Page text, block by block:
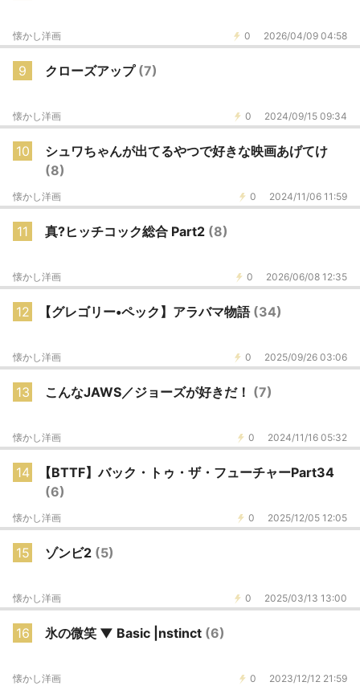
0 2026/04/09 04:58
懐かし洋画
9 クローズアップ (7)
0 2024/09/15 09:34
懐かし洋画
10
シュワちゃんが出てるやつで好きな映画あげてけ
(8)
0 2024/11/06 11:59
懐かし洋画
11 真?ヒッチコック総合 Part2 (8)
0 2026/06/08 12:35
懐かし洋画
12 【グレゴリー•ペック】アラバマ物語 (34)
0 2025/09/26 03:06
懐かし洋画
13 こんなJAWS／ジョーズが好きだ！ (7)
0 2024/11/16 05:32
懐かし洋画
14
【BTTF】バック・トゥ・ザ・フューチャーPart34
(6)
0 2025/12/05 12:05
懐かし洋画
15 ゾンビ2 (5)
0 2025/03/13 13:00
懐かし洋画
16 氷の微笑 ▼ Basic |nstinct (6)
0 2023/12/12 21:59
懐かし洋画